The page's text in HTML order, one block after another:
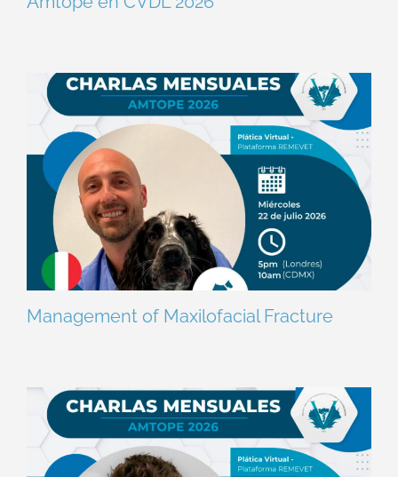
Management of Maxilofacial Fracture